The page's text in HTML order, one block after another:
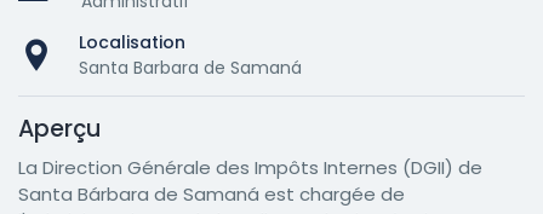
Localisation
Santa Barbara de Samaná
Aperçu
La Direction Générale des Impôts Internes (DGII) de
Santa Bárbara de Samaná est chargée de